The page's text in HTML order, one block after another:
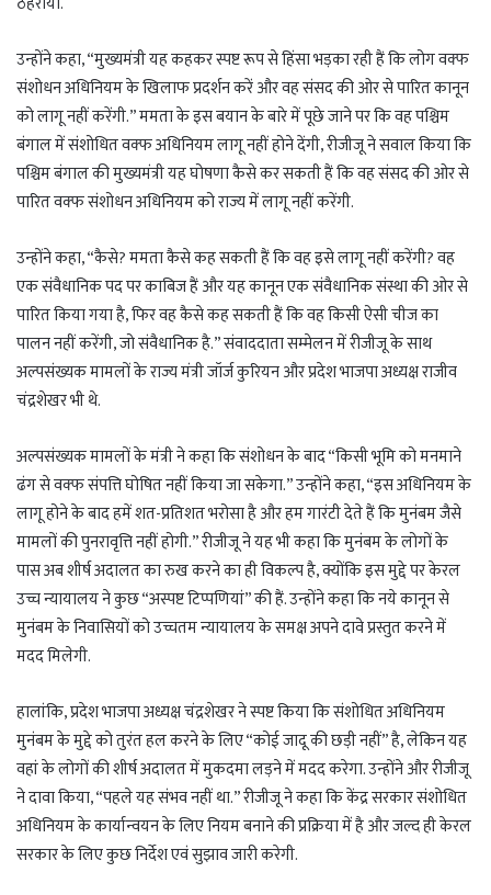
उन्होंने कहा, “मुख्यमंत्री यह कहकर स्पष्ट रूप से हिंसा भड़का रही हैं कि लोग वक्फ
संशोधन अधिनियम के खिलाफ प्रदर्शन करें और वह संसद की ओर से पारित कानून
को लागू नहीं करेंगी.” ममता के इस बयान के बारे में पूछे जाने पर कि वह पश्चिम
बंगाल में संशोधित वक्फ अधिनियम लागू नहीं होने देंगी, रीजीजू ने सवाल किया कि
पश्चिम बंगाल की मुख्यमंत्री यह घोषणा कैसे कर सकती हैं कि वह संसद की ओर से
पारित वक्फ संशोधन अधिनियम को राज्य में लागू नहीं करेंगी.
उन्होंने कहा, “कैसे? ममता कैसे कह सकती हैं कि वह इसे लागू नहीं करेंगी? वह
एक संवैधानिक पद पर काबिज हैं और यह कानून एक संवैधानिक संस्था की ओर से
पारित किया गया है, फिर वह कैसे कह सकती हैं कि वह किसी ऐसी चीज का
पालन नहीं करेंगी, जो संवैधानिक है.” संवाददाता सम्मेलन में रीजीजू के साथ
अल्पसंख्यक मामलों के राज्य मंत्री जॉर्ज कुरियन और प्रदेश भाजपा अध्यक्ष राजीव
चंद्रशेखर भी थे.
अल्पसंख्यक मामलों के मंत्री ने कहा कि संशोधन के बाद “किसी भूमि को मनमाने
ढंग से वक्फ संपत्ति घोषित नहीं किया जा सकेगा.” उन्होंने कहा, “इस अधिनियम के
लागू होने के बाद हमें शत-प्रतिशत भरोसा है और हम गारंटी देते हैं कि मुनंबम जैसे
मामलों की पुनरावृत्ति नहीं होगी.” रीजीजू ने यह भी कहा कि मुनंबम के लोगों के
पास अब शीर्ष अदालत का रुख करने का ही विकल्प है, क्योंकि इस मुद्दे पर केरल
उच्च न्यायालय ने कुछ “अस्पष्ट टिप्पणियां” की हैं. उन्होंने कहा कि नये कानून से
मुनंबम के निवासियों को उच्चतम न्यायालय के समक्ष अपने दावे प्रस्तुत करने में
मदद मिलेगी.
हालांकि, प्रदेश भाजपा अध्यक्ष चंद्रशेखर ने स्पष्ट किया कि संशोधित अधिनियम
मुनंबम के मुद्दे को तुरंत हल करने के लिए “कोई जादू की छड़ी नहीं” है, लेकिन यह
वहां के लोगों की शीर्ष अदालत में मुकदमा लड़ने में मदद करेगा. उन्होंने और रीजीजू
ने दावा किया, “पहले यह संभव नहीं था.” रीजीजू ने कहा कि केंद्र सरकार संशोधित
अधिनियम के कार्यान्वयन के लिए नियम बनाने की प्रक्रिया में है और जल्द ही केरल
सरकार के लिए कुछ निर्देश एवं सुझाव जारी करेगी.